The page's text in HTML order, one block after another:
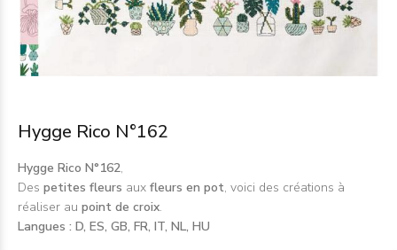
Hygge Rico N°162
Hygge Rico N°162,
Des petites fleurs aux fleurs en pot, voici des créations à
réaliser au point de croix.
Langues : D, ES, GB, FR, IT, NL, HU